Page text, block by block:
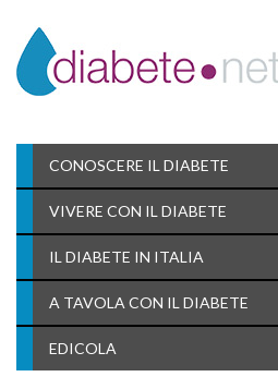
CONOSCERE IL DIABETE
VIVERE CON IL DIABETE
IL DIABETE IN ITALIA
A TAVOLA CON IL DIABETE
EDICOLA